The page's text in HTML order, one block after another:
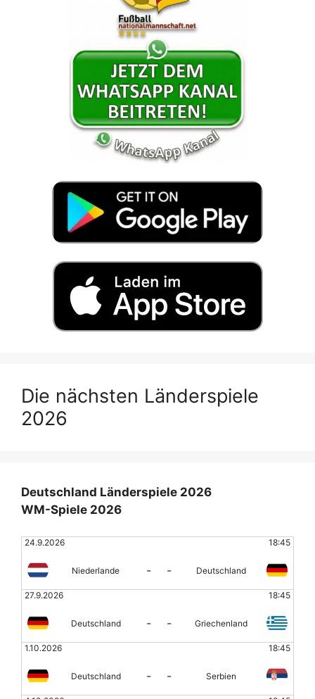
Die nächsten Länderspiele
2026
Deutschland Länderspiele 2026
WM-Spiele 2026
24.9.2026 18:45
Niederlande - - Deutschland
27.9.2026 18:45
Deutschland - - Griechenland
1.10.2026 18:45
Deutschland - - Serbien